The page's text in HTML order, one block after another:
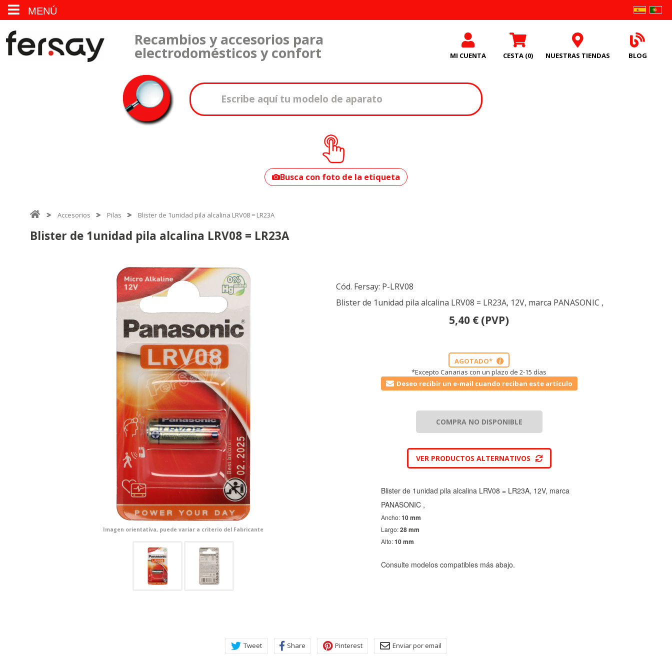
MENÚ
Recambios y accesorios para
electrodomésticos y confort MI CUENTA CESTA (0) NUESTRAS TIENDAS BLOG
tu modelo?
Busca con foto de la etiqueta
Accesorios Pilas Blister de 1unidad pila alcalina LRV08 = LR23A
Blister de 1unidad pila alcalina LRV08 = LR23A
Imagen orientativa, puede variar a criterio del Fabricante
Cód. Fersay: P-LRV08
Blister de 1unidad pila alcalina LRV08 = LR23A, 12V, marca PANASONIC ,
5,40 € (PVP)
AGOTADO* i
*Excepto Canarias con un plazo de 2-15 días
Deseo recibir un e-mail cuando reciban este artículo
COMPRA NO DISPONIBLE
VER PRODUCTOS ALTERNATIVOS
Blister de 1unidad pila alcalina LRV08 = LR23A, 12V, marca
PANASONIC ,
Ancho:10 mm
Largo:28 mm
Alto:10 mm
Consulte modelos compatibles más abajo.
Tweet Share Pinterest Enviar por email
Estas cookies son necesarias para que el sitio web funcione y no se pueden desactivar en nuestros sistemas. Puede configurar su